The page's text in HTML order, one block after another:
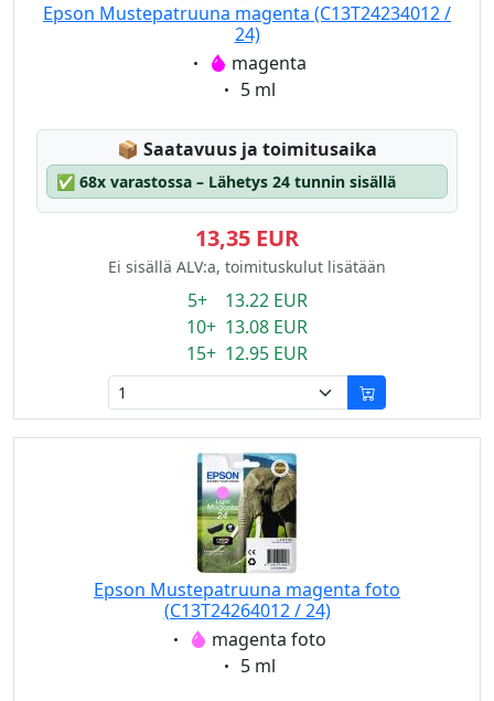
Epson Mustepatruuna magenta (C13T24234012 /
24)
Eigenschaft:
magenta
Eigenschaft:
5 ml
📦 Lagerstatus:
Saatavuus ja toimitusaika
✅ 68x varastossa – Lähetys 24 tunnin sisällä
13,35 EUR
Ei sisällä ALV:a, toimituskulut lisätään
5+ 13.22 EUR
10+ 13.08 EUR
15+ 12.95 EUR
Epson Mustepatruuna magenta foto
(C13T24264012 / 24)
Eigenschaft:
magenta foto
Eigenschaft:
5 ml